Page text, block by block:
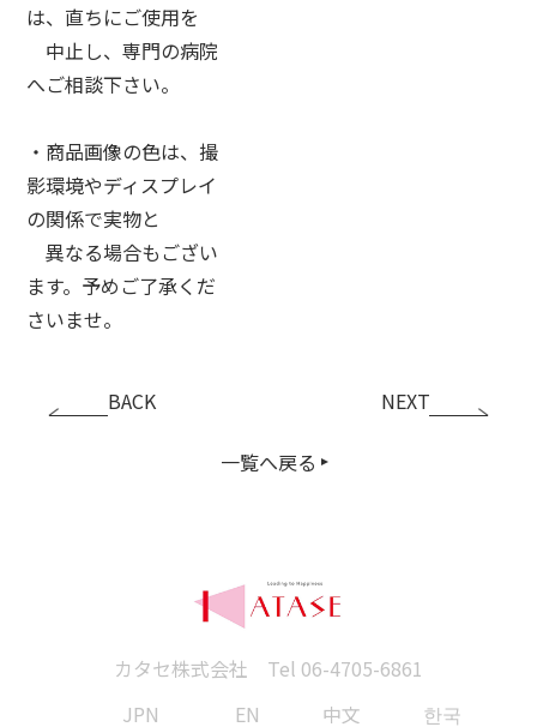
は、直ちにご使用を
中止し、専門の病院
へご相談下さい。
・商品画像の色は、撮
影環境やディスプレイ
の関係で実物と
異なる場合もござい
ます。予めご了承くだ
さいませ。
BACK
一覧へ戻る
NEXT
カタセ株式会社 Tel 06-4705-6861
JPN
EN 中文 한국